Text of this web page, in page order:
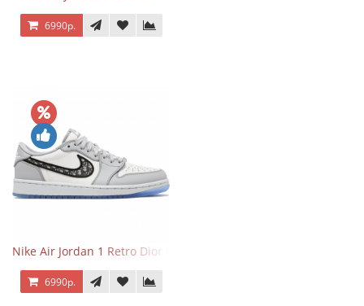
6990р.
Nike Air Jordan 1 Retro Dior Low
6990р.